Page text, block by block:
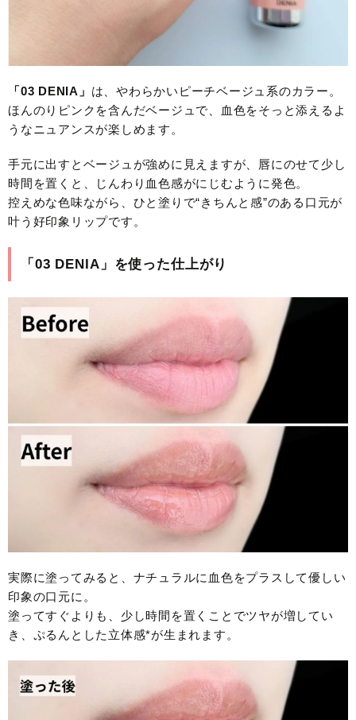
「03 DENIA」 は、やわらかいピーチベージュ系のカラー。
ほんのりピンクを含んだベージュで、血色をそっと添えるよ
うなニュアンスが楽しめます。
手元に出すとベージュが強めに見えますが、唇にのせて少し
時間を置くと、じんわり血色感がにじむように発色。
控えめな色味ながら、ひと塗りで“きちんと感”のある口元が
叶う好印象リップです。
「03 DENIA」を使った仕上がり
実際に塗ってみると、ナチュラルに血色をプラスして優しい
印象の口元に。
塗ってすぐよりも、少し時間を置くことでツヤが増してい
き、ぷるんとした立体感*が生まれます。